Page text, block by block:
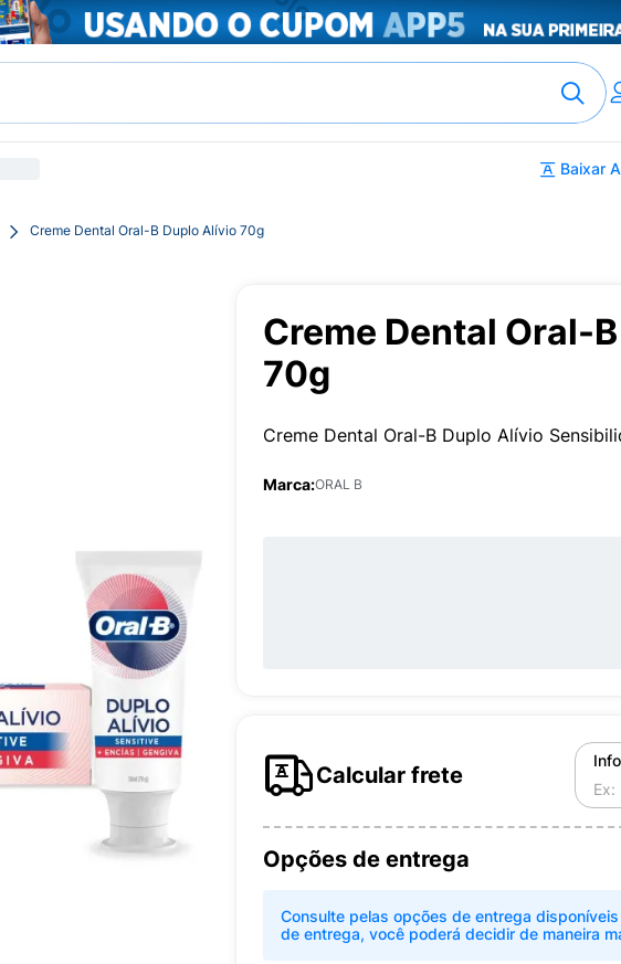
Baixar
Creme Dental Oral-B Duplo Alívio 70g
Creme Dental Oral-
70g
Creme Dental Oral-B Duplo Alívio
Marca:ORAL B
Calcular frete
Opções de entrega
Consulte pelas opções de entrega
de entrega, você poderá decidir de maneira